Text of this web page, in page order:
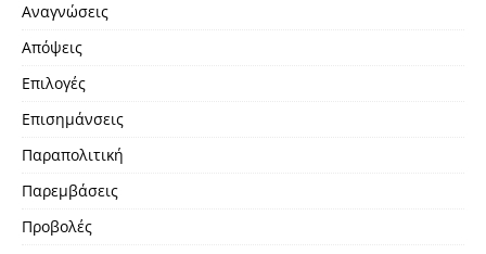
Αναγνώσεις
Απόψεις
Επιλογές
Επισημάνσεις
Παραπολιτική
Παρεμβάσεις
Προβολές